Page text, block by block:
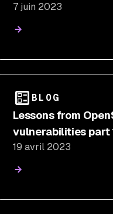
them
7 juin 2023
BLOG
Lessons from
vulnerabilities part
Preparing your
chain for the next
19 avril 2023